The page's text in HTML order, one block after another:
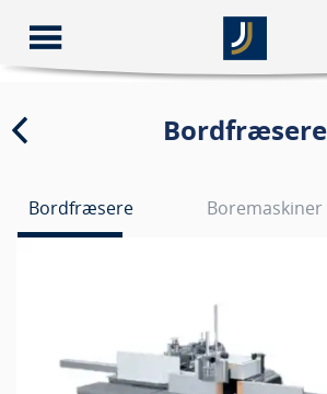
Bordfræsere
Bordfræsere Boremaskiner